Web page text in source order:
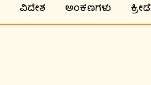
ವಿದೇಶ ಅಂಕಣಗಳು ಕ್ರೀಡೆ